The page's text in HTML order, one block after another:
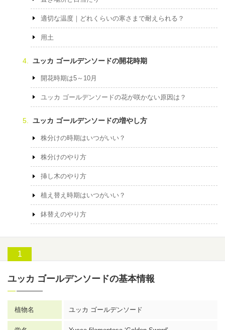
適切な温度｜どれくらいの寒さまで耐えられる？
用土
ユッカ ゴールデンソードの開花時期
開花時期は5～10月
ユッカ ゴールデンソードの花が咲かない原因は？
ユッカ ゴールデンソードの増やし方
株分けの時期はいつがいい？
株分けのやり方
挿し木のやり方
植え替え時期はいつがいい？
鉢替えのやり方
ユッカ ゴールデンソードの基本情報
植物名 ユッカ ゴールデンソード